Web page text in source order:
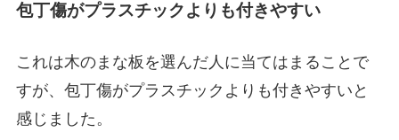
包丁傷がプラスチックよりも付きやすい
これは木のまな板を選んだ人に当てはまることで
すが、包丁傷がプラスチックよりも付きやすいと
感じました。